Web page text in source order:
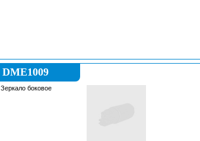
DME1009
Зеркало боковое